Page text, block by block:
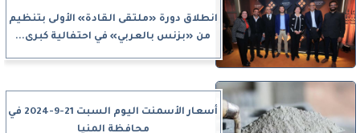
انطلاق دورة «ملتقى القادة» الأولى بتنظيم
من «بزنس بالعربي» في احتفالية كبرى...
أسعار الأسمنت اليوم السبت 21-9-2024 في
محافظة المنيا